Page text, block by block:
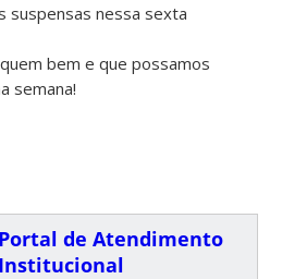
suspensas nessa sexta
bem e que possamos
semana!
Portal de Atendimento
Institucional